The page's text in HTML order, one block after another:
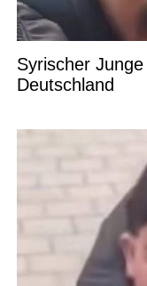
Syrischer
Deutschland